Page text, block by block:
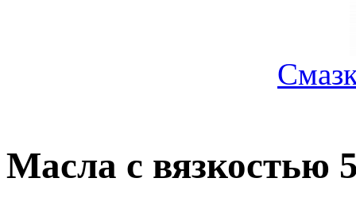
Масла с вязкостью